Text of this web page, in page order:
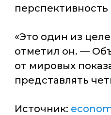
«Это один из
отметил он. —
от мировых
представлять
Источник: